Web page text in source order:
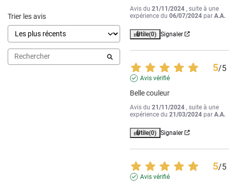
Trier les avis
Avis du21/11/2024 , suite à une
expérience du06/07/2024 parA.A.
Utile(0) Signaler
5/5
Avis vérifié
Belle couleur
Avis du21/11/2024 , suite à une
expérience du21/03/2024 parA.A.
Utile(0) Signaler
5/5
Avis vérifié